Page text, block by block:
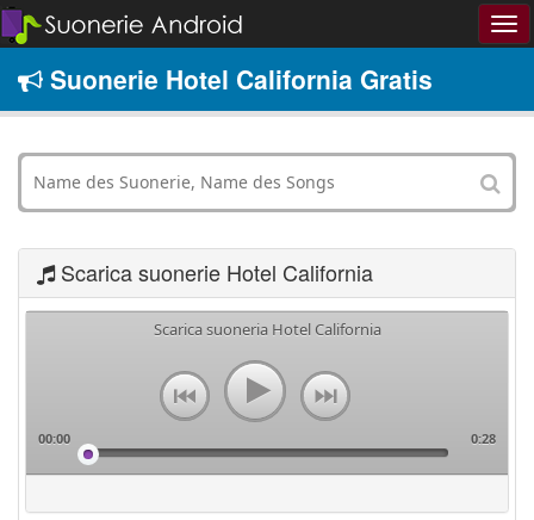
Suonerie Hotel California Gratis
Scarica suonerie Hotel California
Scarica suoneria Hotel California
00:00 0:28